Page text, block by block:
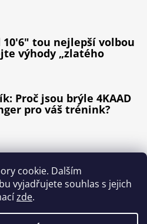
cookie. Dalším
vyjadřujete souhlas s jejich
zde.
10'6" tou nejlepší volbou
výhody „zlatého
Proč jsou brýle 4KAAD
pro váš trénink?
v porovnání cena /